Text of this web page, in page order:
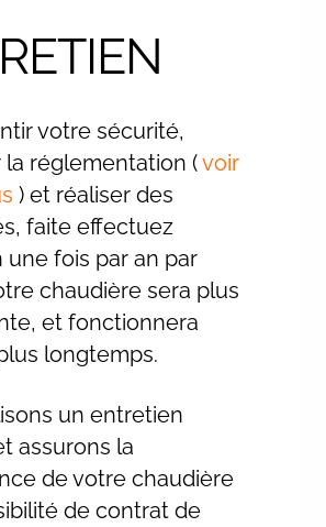
votre sécurité,
la réglementation (voir
) et réaliser des
faite effectuez
une fois par an par
chaudière sera plus
et fonctionnera
longtemps.
un entretien
assurons la
de votre chaudière
de contrat de